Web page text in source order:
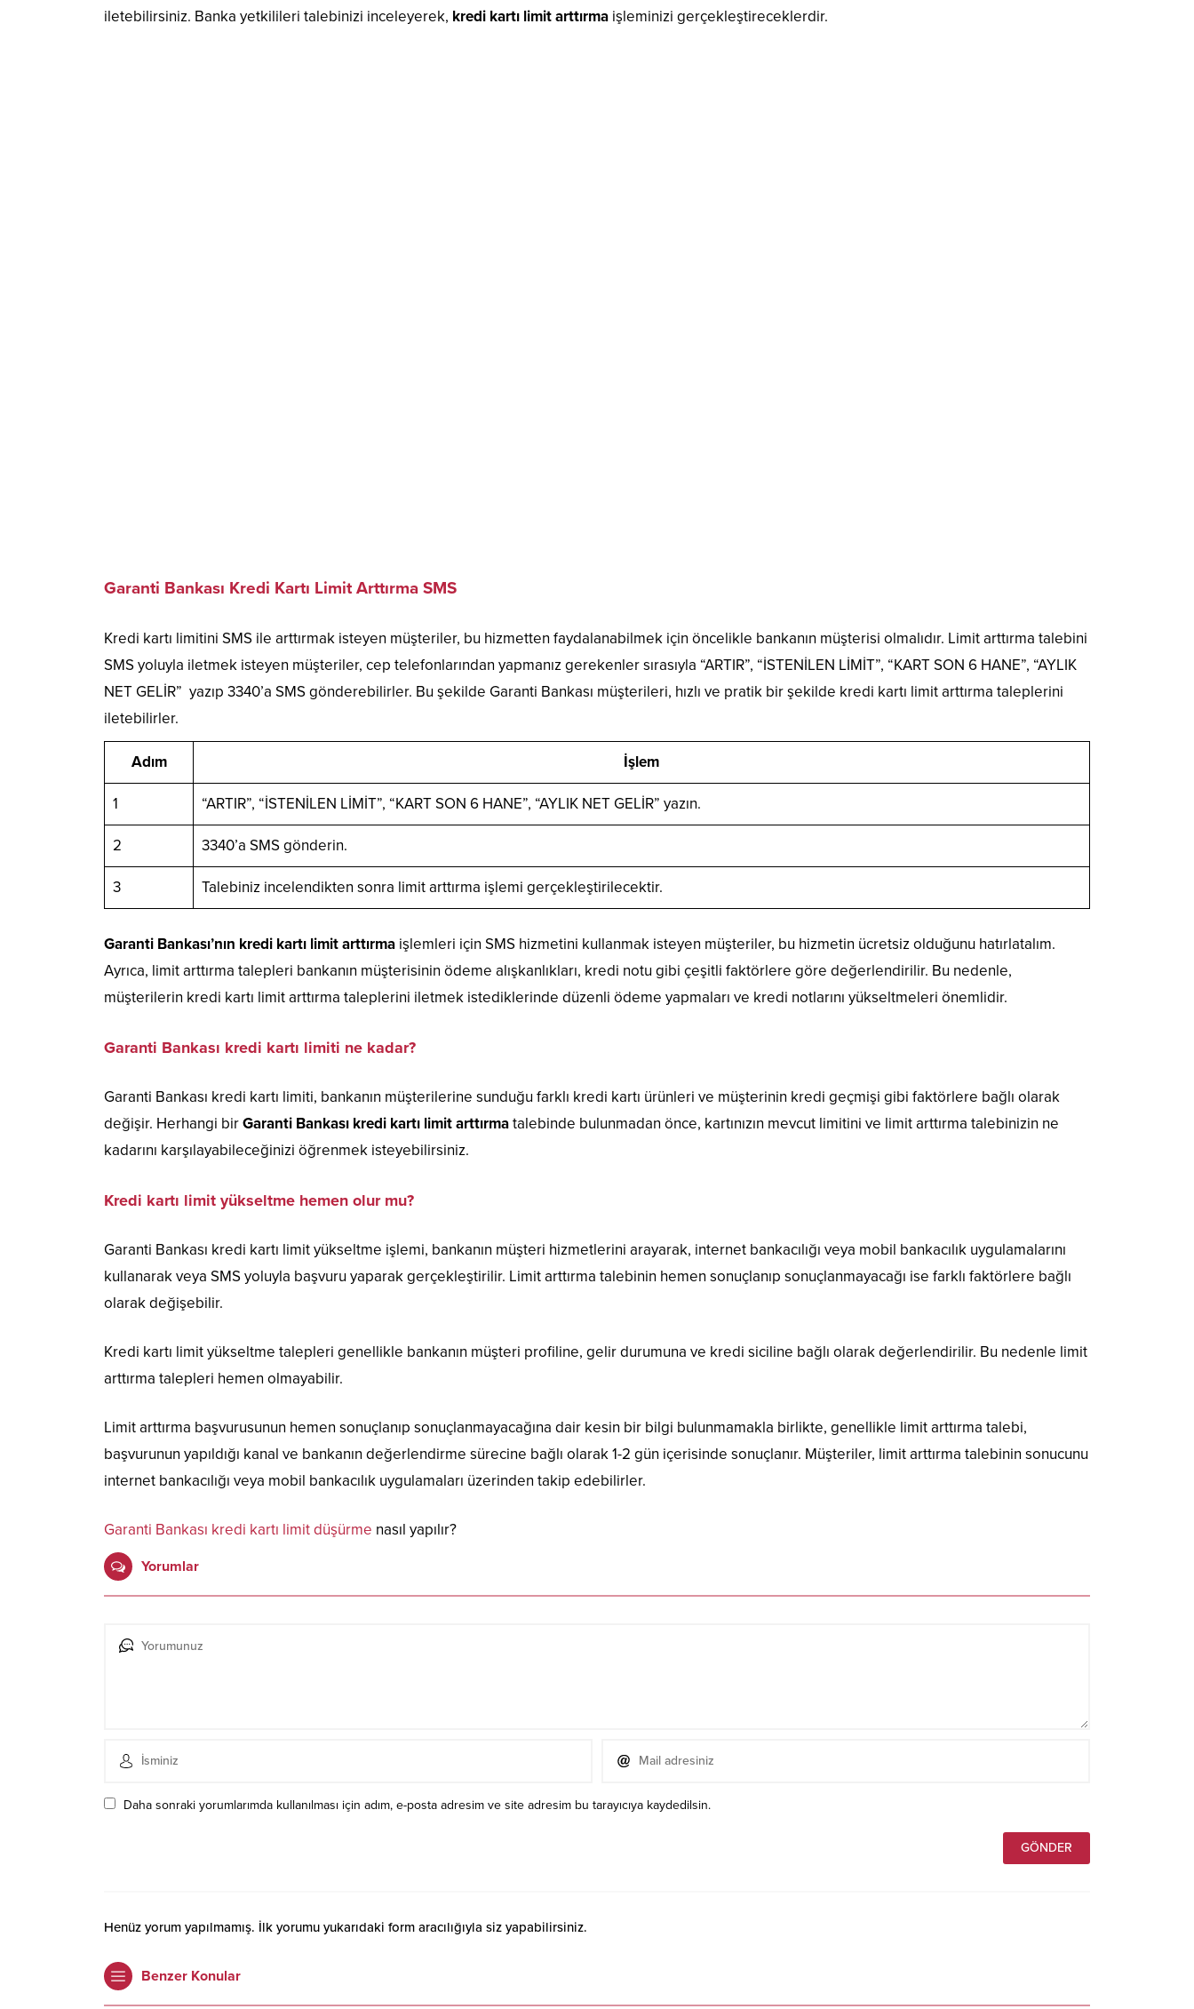
iletebilirsiniz. Banka yetkilileri talebinizi inceleyerek, kredi kartı limit arttırma işleminizi gerçekleştireceklerdir.
Garanti Bankası Kredi Kartı Limit Arttırma SMS
Kredi kartı limitini SMS ile arttırmak isteyen müşteriler, bu hizmetten faydalanabilmek için öncelikle bankanın müşterisi olmalıdır. Limit arttırma talebini
SMS yoluyla iletmek isteyen müşteriler, cep telefonlarından yapmanız gerekenler sırasıyla “ARTIR”, “İSTENİLEN LİMİT”, “KART SON 6 HANE”, “AYLIK
NET GELİR” yazıp 3340’a SMS gönderebilirler. Bu şekilde Garanti Bankası müşterileri, hızlı ve pratik bir şekilde kredi kartı limit arttırma taleplerini
iletebilirler.
Adım İşlem
1 “ARTIR”, “İSTENİLEN LİMİT”, “KART SON 6 HANE”, “AYLIK NET GELİR” yazın.
2 3340’a SMS gönderin.
3 Talebiniz incelendikten sonra limit arttırma işlemi gerçekleştirilecektir.
Garanti Bankası’nın kredi kartı limit arttırma işlemleri için SMS hizmetini kullanmak isteyen müşteriler, bu hizmetin ücretsiz olduğunu hatırlatalım.
Ayrıca, limit arttırma talepleri bankanın müşterisinin ödeme alışkanlıkları, kredi notu gibi çeşitli faktörlere göre değerlendirilir. Bu nedenle,
müşterilerin kredi kartı limit arttırma taleplerini iletmek istediklerinde düzenli ödeme yapmaları ve kredi notlarını yükseltmeleri önemlidir.
Garanti Bankası kredi kartı limiti ne kadar?
Garanti Bankası kredi kartı limiti, bankanın müşterilerine sunduğu farklı kredi kartı ürünleri ve müşterinin kredi geçmişi gibi faktörlere bağlı olarak
değişir. Herhangi birGaranti Bankası kredi kartı limit arttırmatalebinde bulunmadan önce, kartınızın mevcut limitini ve limit arttırma talebinizin ne
kadarını karşılayabileceğinizi öğrenmek isteyebilirsiniz.
Kredi kartı limit yükseltme hemen olur mu?
Garanti Bankası kredi kartı limit yükseltme işlemi, bankanın müşteri hizmetlerini arayarak, internet bankacılığı veya mobil bankacılık uygulamalarını
kullanarak veya SMS yoluyla başvuru yaparak gerçekleştirilir. Limit arttırma talebinin hemen sonuçlanıp sonuçlanmayacağı ise farklı faktörlere bağlı
olarak değişebilir.
Kredi kartı limit yükseltme talepleri genellikle bankanın müşteri profiline, gelir durumuna ve kredi siciline bağlı olarak değerlendirilir. Bu nedenle limit
arttırma talepleri hemen olmayabilir.
Limit arttırma başvurusunun hemen sonuçlanıp sonuçlanmayacağına dair kesin bir bilgi bulunmamakla birlikte, genellikle limit arttırma talebi,
başvurunun yapıldığı kanal ve bankanın değerlendirme sürecine bağlı olarak 1-2 gün içerisinde sonuçlanır. Müşteriler, limit arttırma talebinin sonucunu
internet bankacılığı veya mobil bankacılık uygulamaları üzerinden takip edebilirler.
Garanti Bankası kredi kartı limit düşürme nasıl yapılır?
Yorumlar
Daha sonraki yorumlarımda kullanılması için adım, e-posta adresim ve site adresim bu tarayıcıya kaydedilsin.
Henüz yorum yapılmamış. İlk yorumu yukarıdaki form aracılığıyla siz yapabilirsiniz.
Benzer Konular